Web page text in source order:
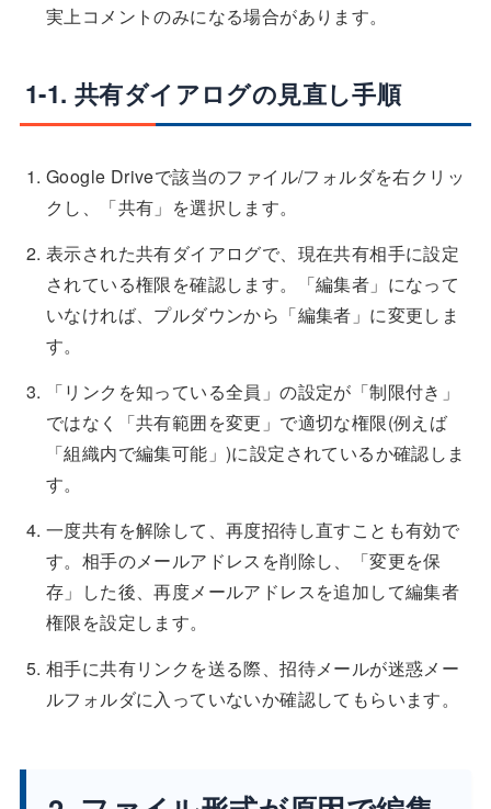
実上コメントのみになる場合があります。
1-1. 共有ダイアログの見直し手順
Google Driveで該当のファイル/フォルダを右クリッ
クし、「共有」を選択します。
表示された共有ダイアログで、現在共有相手に設定
されている権限を確認します。「編集者」になって
いなければ、プルダウンから「編集者」に変更しま
す。
「リンクを知っている全員」の設定が「制限付き」
ではなく「共有範囲を変更」で適切な権限(例えば
「組織内で編集可能」)に設定されているか確認しま
す。
一度共有を解除して、再度招待し直すことも有効で
す。相手のメールアドレスを削除し、「変更を保
存」した後、再度メールアドレスを追加して編集者
権限を設定します。
相手に共有リンクを送る際、招待メールが迷惑メー
ルフォルダに入っていないか確認してもらいます。